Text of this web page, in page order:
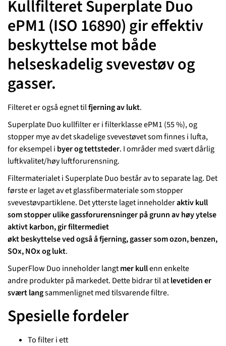
Kullfilteret Superplate Duo
ePM1 (ISO 16890) gir effektiv
beskyttelse mot både
helseskadelig svevestøv og
gasser.
Filteret er også egnet tilfjerning avlukt.
Superplate Duo kullfilter er i filterklasse ePM1 (55 %), og
stopper mye av det skadelige svevestøvet som finnes i lufta,
for eksempel i byer og tettsteder. I områder med svært dårlig
luftkvalitet/høy luftforurensning.
Filtermaterialet i Superplate Duo består av to separate lag. Det
første er laget av et glassfibermateriale som stopper
svevestøvpartiklene. Det ytterste laget inneholderaktiv kull
som stopper ulike gassforurensninger på grunn av høy ytelse
aktivt karbon, gir filtermediet
økt beskyttelse ved også å fjerning, gasser som ozon, benzen,
SOx, NOx og lukt.
SuperFlow Duo inneholder langtmer kullenn enkelte
andre produkter på markedet. Dette bidrar til atlevetiden er
svært langsammenlignet med tilsvarende filtre.
Spesielle fordeler
To filter i ett